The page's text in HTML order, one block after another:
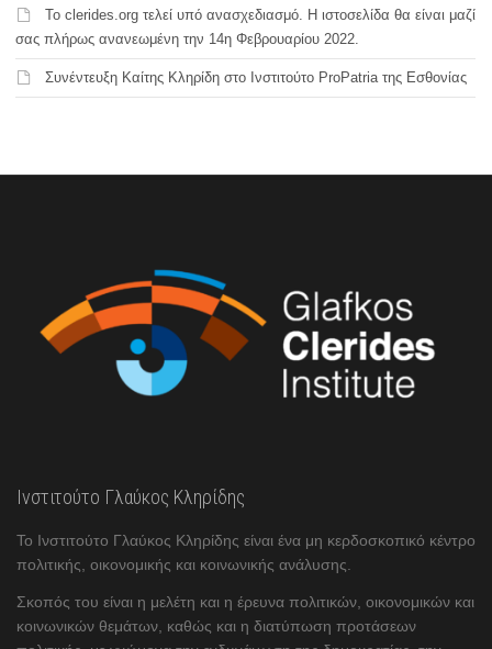
Το clerides.org τελεί υπό ανασχεδιασμό. Η ιστοσελίδα θα είναι μαζί
σας πλήρως ανανεωμένη την 14η Φεβρουαρίου 2022.
Συνέντευξη Καίτης Κληρίδη στο Ινστιτούτο ProPatria της Εσθονίας
Ινστιτούτο Γλαύκος Κληρίδης
Το Ινστιτούτο Γλαύκος Κληρίδης είναι ένα μη κερδοσκοπικό κέντρο
πολιτικής, οικονομικής και κοινωνικής ανάλυσης.
Σκοπός του είναι η μελέτη και η έρευνα πολιτικών, οικονομικών και
κοινωνικών θεμάτων, καθώς και η διατύπωση προτάσεων